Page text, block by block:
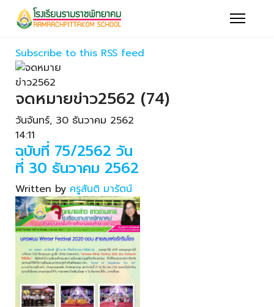
Subscribe to this RSS feed
จดหมายข่าว2562 (74)
วันจันทร์, 30 ธันวาคม 2562
14:11
ฉบับที่ 75/2562 วัน
ที่ 30 ธันวาคม 2562
Written by ครูสันติ มารัตน์